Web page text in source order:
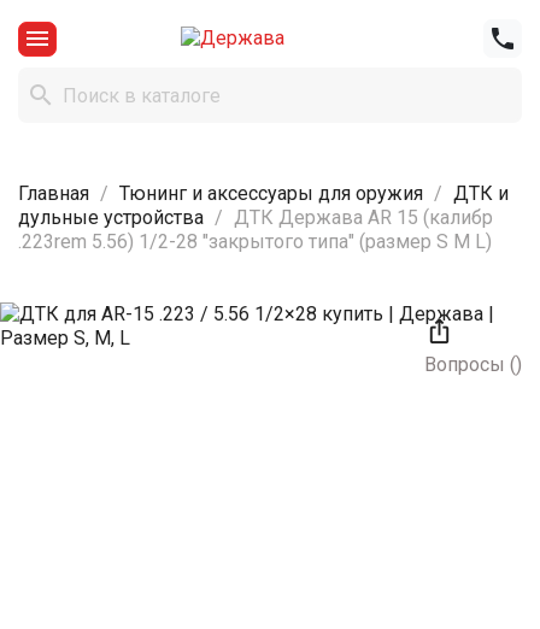



Главная Тюнинг и аксессуары для оружия
ДТК и
дульные устройства
ДТК Держава AR 15 (калибр
.223rem 5.56) 1/2-28 "закрытого типа" (размер S M L)

Вопросы ()